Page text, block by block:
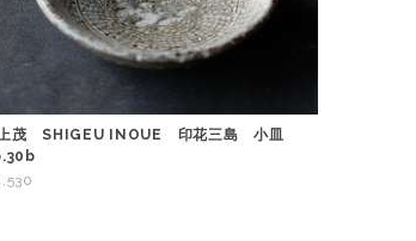
茂 SHIGEU INOUE 印花三島 小皿